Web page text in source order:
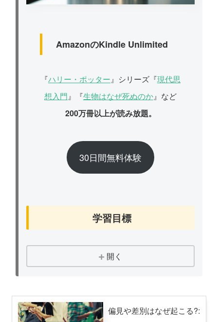
AmazonのKindle Unlimited
『ハリー・ポッター』シリーズ『現代思
想入門』『生物はなぜ死ぬのか』など
200万冊以上が読み放題。
30日間無料体験
学習目標
開く
偏見や差別はなぜ起こる?: